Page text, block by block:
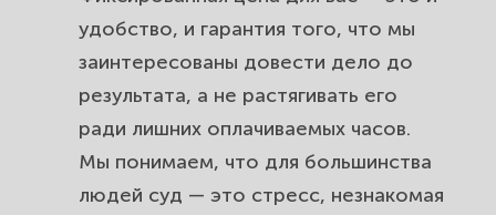
удобство, и гарантия того, что мы
заинтересованы довести дело до
результата, а не растягивать его
ради лишних оплачиваемых часов.
Мы понимаем, что для большинства
людей суд — это стресс, незнакомая